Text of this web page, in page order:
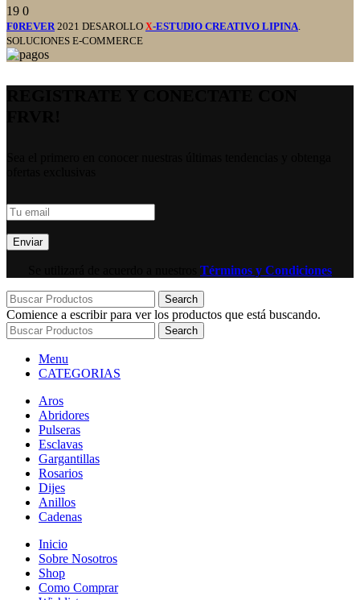
19 0
F0REVER 2021 DESAROLLO X-ESTUDIO CREATIVO LIPINA
SOLUCIONES E-COMMERCE
Términos y Condiciones
Search
Comience a escribir para ver los productos que está buscando.
Search
Menu
CATEGORIAS
Aros
Abridores
Pulseras
Esclavas
Gargantillas
Rosarios
Dijes
Anillos
Cadenas
Inicio
Sobre Nosotros
Shop
Como Comprar